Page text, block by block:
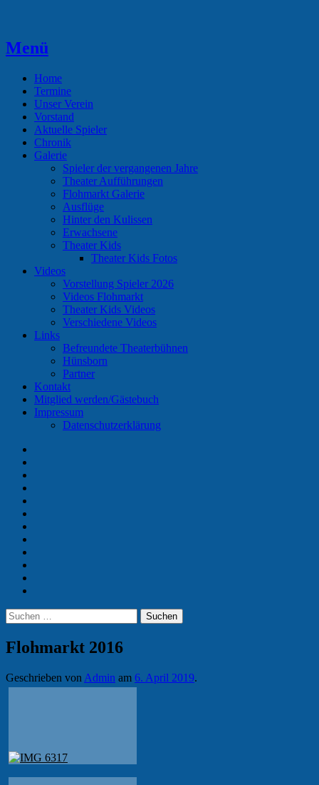
springen
Theaterverein Hünsborn
Menü
Home
Termine
Unser Verein
Vorstand
Aktuelle Spieler
Chronik
Galerie
Spieler der vergangenen Jahre
Theater Aufführungen
Flohmarkt Galerie
Ausflüge
Hinter den Kulissen
Erwachsene
Theater Kids
Theater Kids Fotos
Videos
Vorstellung Spieler 2026
Videos Flohmarkt
Theater Kids Videos
Verschiedene Videos
Links
Befreundete Theaterbühnen
Hünsborn
Partner
Kontakt
Mitglied werden/Gästebuch
Impressum
Datenschutzerklärung
Suchen
Suchen
nach:
Flohmarkt 2016
Geschrieben von Admin am 6. April 2019.